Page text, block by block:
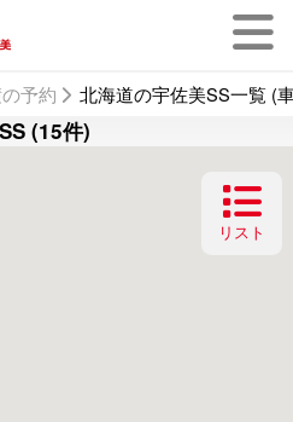
予約 北海道の宇佐美SS一覧 (
(15件)
リスト